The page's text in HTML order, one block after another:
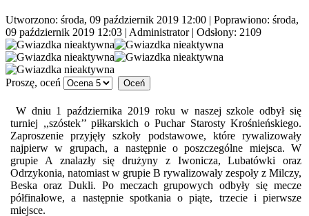
Utworzono: środa, 09 październik 2019 12:00 | Poprawiono: środa,
09 październik 2019 12:03 | Administrator| Odsłony: 2109
Proszę, oceń
W dniu 1 października 2019 roku w naszej szkole odbył się
turniej ,,szóstek’’ piłkarskich o Puchar Starosty Krośnieńskiego.
Zaproszenie przyjęły szkoły podstawowe, które rywalizowały
najpierw w grupach, a następnie o poszczególne miejsca. W
grupie A znalazły się drużyny z Iwonicza, Lubatówki oraz
Odrzykonia, natomiast w grupie B rywalizowały zespoły z Milczy,
Beska oraz Dukli. Po meczach grupowych odbyły się mecze
półfinałowe, a następnie spotkania o piąte, trzecie i pierwsze
miejsce.